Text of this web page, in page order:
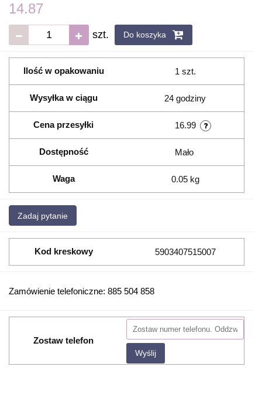
14.87
szt. Do koszyka
Ilość w opakowaniu 1 szt.
Wysyłka w ciągu 24 godziny
Cena przesyłki 16.99
Dostępność Mało
Waga 0.05 kg
Zadaj pytanie
Kod kreskowy 5903407515007
Zamówienie telefoniczne: 885 504 858
Zostaw telefon
Wyślij